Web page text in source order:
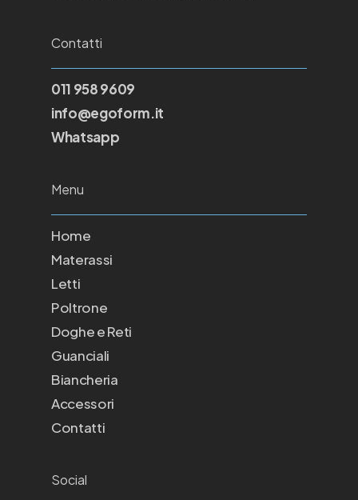
Contatti
011 958 9609
info@egoform.it
Whatsapp
Menu
Home
Materassi
Letti
Poltrone
Doghe e Reti
Guanciali
Biancheria
Accessori
Contatti
Social